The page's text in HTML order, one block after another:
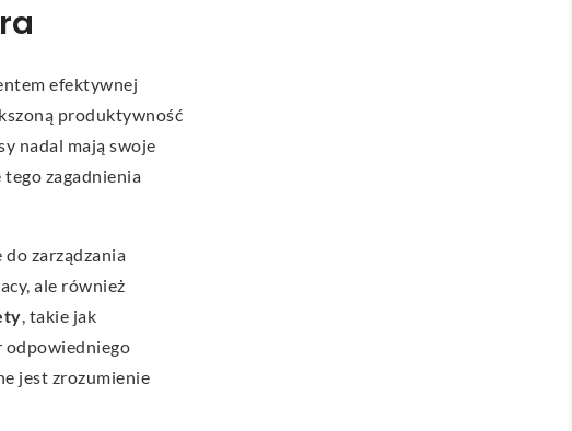
efektywnej
produktywność
nadal mają swoje
zagadnienia
zarządzania
ale również
, takie jak
odpowiedniego
jest zrozumienie